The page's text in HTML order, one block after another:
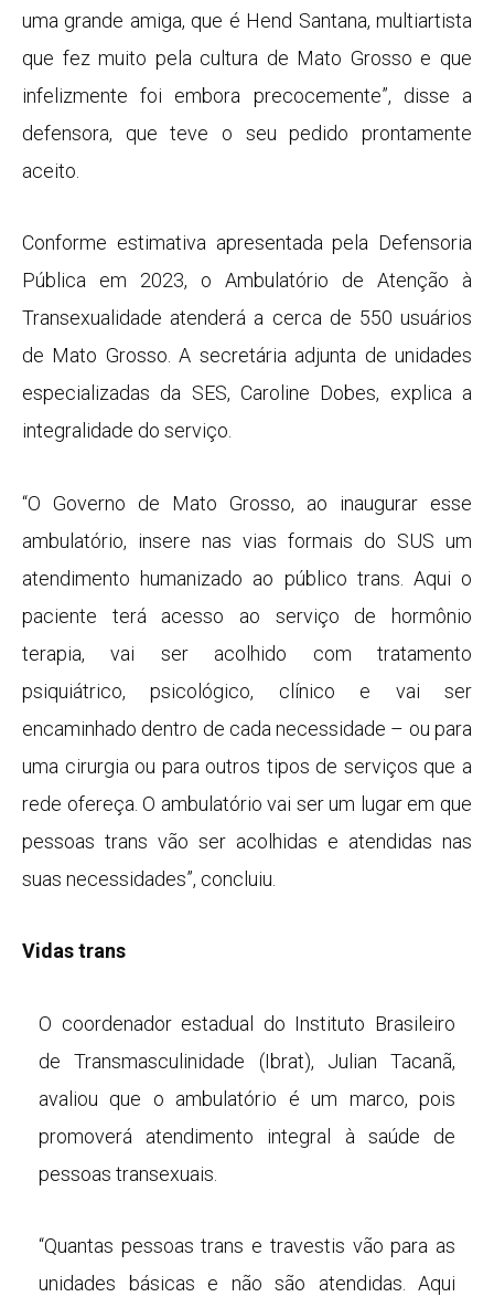
uma grande amiga, que é Hend Santana, multiartista
que fez muito pela cultura de Mato Grosso e que
infelizmente foi embora precocemente”, disse a
defensora, que teve o seu pedido prontamente
aceito.
Conforme estimativa apresentada pela Defensoria
Pública em 2023, o Ambulatório de Atenção à
Transexualidade atenderá a cerca de 550 usuários
de Mato Grosso. A secretária adjunta de unidades
especializadas da SES, Caroline Dobes, explica a
integralidade do serviço.
“O Governo de Mato Grosso, ao inaugurar esse
ambulatório, insere nas vias formais do SUS um
atendimento humanizado ao público trans. Aqui o
paciente terá acesso ao serviço de hormônio
terapia, vai ser acolhido com tratamento
psiquiátrico, psicológico, clínico e vai ser
encaminhado dentro de cada necessidade – ou para
uma cirurgia ou para outros tipos de serviços que a
rede ofereça. O ambulatório vai ser um lugar em que
pessoas trans vão ser acolhidas e atendidas nas
suas necessidades”, concluiu.
Vidas trans
O coordenador estadual do Instituto Brasileiro
de Transmasculinidade (Ibrat), Julian Tacanã,
avaliou que o ambulatório é um marco, pois
promoverá atendimento integral à saúde de
pessoas transexuais.
“Quantas pessoas trans e travestis vão para as
unidades básicas e não são atendidas. Aqui